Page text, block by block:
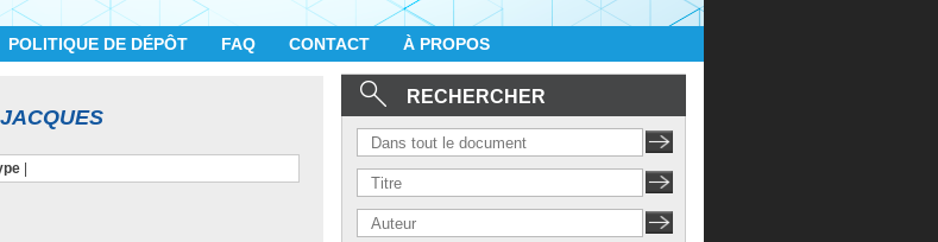
POLITIQUE DE DÉPÔT FAQ CONTACT À PROPOS
|
RECHERCHER